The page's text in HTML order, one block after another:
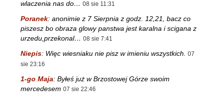
wlaczenia nas do… 08 sie 11:31
Poranek: anonimie z 7 Sierpnia z godz. 12,21, bacz co
piszesz bo obraza glowy panstwa jest karalna i scigana z
urzedu,przekonal… 08 sie 7:41
Niepis: Więc wiesniaku nie pisz w imieniu wszystkich.
07
sie 23:16
1-go Maja: Byłeś już w Brzostowej Górze swoim
mercedesem 07 sie 22:46